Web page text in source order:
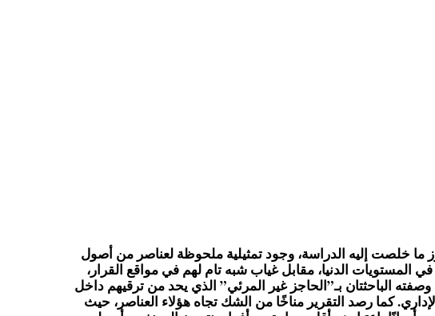
ما خلصت إليه الدراسة، وجود تمثيلية ملحوظة لعناصر من أصول
المستويات الدنيا، مقابل غياب شبه تام لهم في مواقع القرار،
وصفته الباحثتان بـ”الحاجز غير المرئي” الذي يحد من ترقيهم داخل
كما رصد التقرير مناخًا من الشك تجاه هؤلاء العناصر، حيث